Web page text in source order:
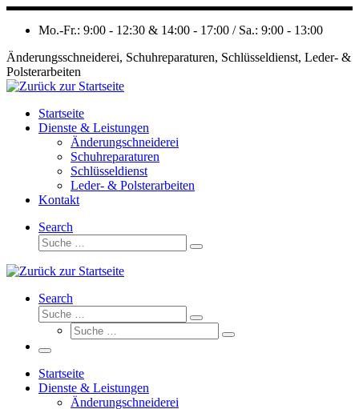
Zum
Inhalt
Mo.-Fr.: 9:00 - 12:30 & 14:00 - 17:00 / Sa.: 9:00 - 13:00
Änderungsschneiderei, Schuhreparaturen, Schlüsseldienst, Leder- &
Polsterarbeiten
Startseite
Dienste & Leistungen
Änderungschneiderei
Schuhreparaturen
Schlüsseldienst
Leder- & Polsterarbeiten
Kontakt
Search
Suche
Suche
Search
Suche
Suche
Suche
Suche
Menü
Startseite
Dienste & Leistungen
Änderungschneiderei